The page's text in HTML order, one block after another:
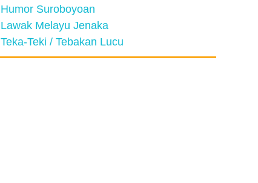
Humor Suroboyoan
Lawak Melayu Jenaka
Teka-Teki / Tebakan Lucu